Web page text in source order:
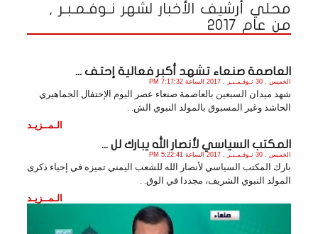
محلي أرشيف الأخبار لشهر نـوفـمـبـر ,
من عام 2017
العاصمة صنعاء تشهد أكبر فعالية إحتف ...
الخميس , 30 نـوفـمـبـر , 2017 الساعة 7:17:32 PM
شهد ميدان السبعين بالعاصمة صنعاء عصر اليوم الإحتفال الجماهيري
الحاشد وغير المسبوق بالمولد النبوي الش. .
الـمــزيـد
المكتب السياسي لأنصار الله يبارك لل ...
الخميس , 30 نـوفـمـبـر , 2017 الساعة 5:22:41 PM
بارك المكتب السياسي لأنصار الله للشعب اليمني تميزه في إحياء ذكرى
المولد النبوي الشريف، مجددا في الوق. .
الـمــزيـد